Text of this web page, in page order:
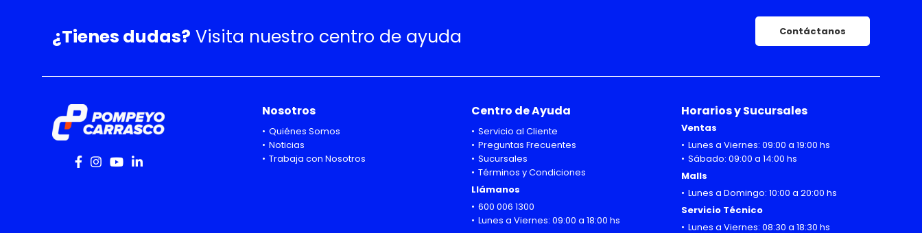
¿Tienes dudas? Visita nuestro centro de ayuda Contáctanos
Nosotros
Quiénes Somos
Noticias
Trabaja con Nosotros
Centro de Ayuda
Servicio al Cliente
Preguntas Frecuentes
Sucursales
Términos y Condiciones
Llámanos
600 006 1300
Lunes a Viernes: 09:00 a 18:00 hs
Horarios y Sucursales
Ventas
Lunes a Viernes: 09:00 a 19:00 hs
Sábado: 09:00 a 14:00 hs
Malls
Lunes a Domingo: 10:00 a 20:00 hs
Servicio Técnico
Lunes a Viernes: 08:30 a 18:30 hs